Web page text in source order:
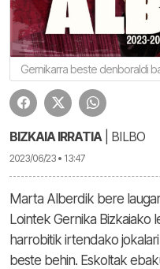
Gernikarra beste denboraldi
BIZKAIA IRRATIA | BILBO
2023/06/23 • 13:47
Marta Alberdik bere
Lointek Gernika Bizkaiako
harrobitik irtendako
beste behin. Eskoltak